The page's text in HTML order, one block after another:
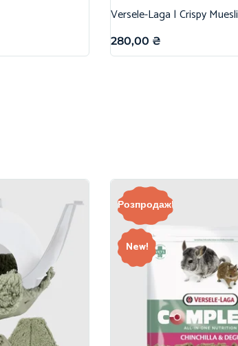
Versele-Laga | Crispy Muesli
280,00 ₴
New!
Розпродаж!